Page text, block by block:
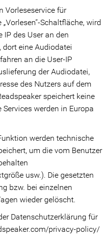
Vorleseservice für
Schaltfläche, wird
IP des User an den
dort eine Audiodatei
an die User-IP
der Audiodatei,
des Nutzers auf dem
speichert keine
werden in Europa
werden technische
um die vom Benutzer
usw.). Die gesetzten
bzw. bei einzelnen
wieder gelöscht.
Datenschutzerklärung für
privacy-policy/